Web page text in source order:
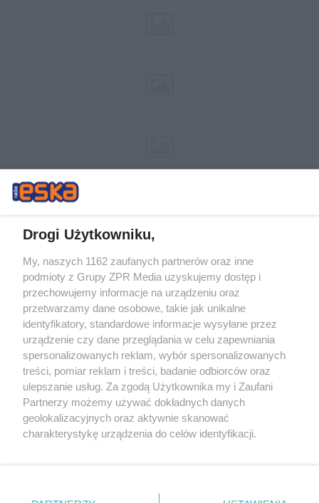
Żaden utwór zamieszczony w serwisie nie może być powielany i
rozpowszechniany lub dalej rozpowszechniany w jakikolwiek sposób (w
tym także elektroniczny lub mechaniczny) na jakimkolwiek polu
eksploatacji w jakiejkolwiek formie, włącznie z umieszczaniem w
Internecie bez pisemnej zgody właściciela praw. Jakiekolwiek użycie lub
wykorzystanie utworów w całości lub w części z naruszeniem prawa,
tzn. bez właściwej zgody, jest zabronione pod groźbą kary i może być
ścigane prawnie.
Drogi Użytkowniku,
My, naszych 1162 zaufanych partnerów oraz inne
podmioty z Grupy ZPR Media uzyskujemy dostęp i
przechowujemy informacje na urządzeniu oraz
przetwarzamy dane osobowe, takie jak unikalne
identyfikatory, standardowe informacje wysyłane przez
urządzenie czy dane przeglądania w celu zapewniania
spersonalizowanych reklam, wybór spersonalizowanych
treści, pomiar reklam i treści, badanie odbiorców oraz
ulepszanie usług. Za zgodą Użytkownika my i Zaufani
Partnerzy możemy używać dokładnych danych
geolokalizacyjnych oraz aktywnie skanować
charakterystykę urządzenia do celów identyfikacji.
zmienić/wycofać klikając przycisk ustawień prywatności